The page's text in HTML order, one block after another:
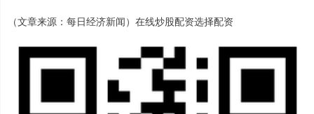
（文章来源：每日经济新闻）在线炒股配资选择配资